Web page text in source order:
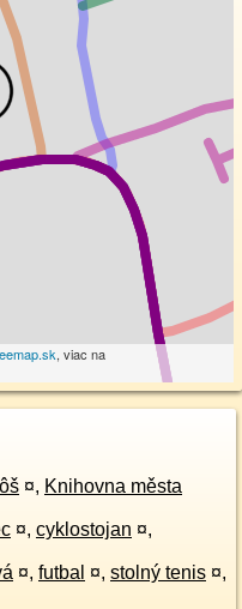
, viac na
¤, Knihovna města
¤, cyklostojan ¤,
¤, futbal ¤, stolný tenis ¤,